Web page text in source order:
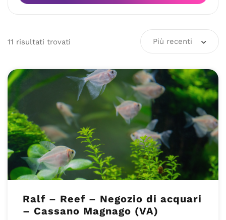
11 risultati trovati Più recenti
Ralf – Reef – Negozio di acquari
– Cassano Magnago (VA)